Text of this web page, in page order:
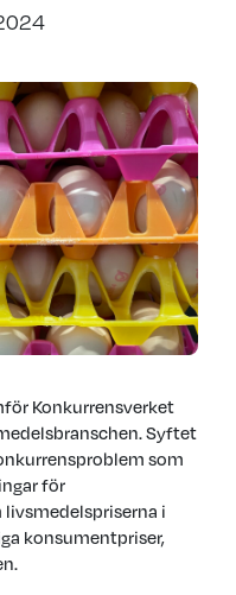
Konkurrensverket
Syftet
som
för
i
konsumentpriser,